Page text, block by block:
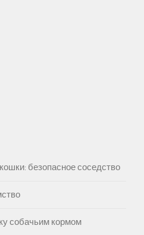
безопасное соседство
собачьим кормом